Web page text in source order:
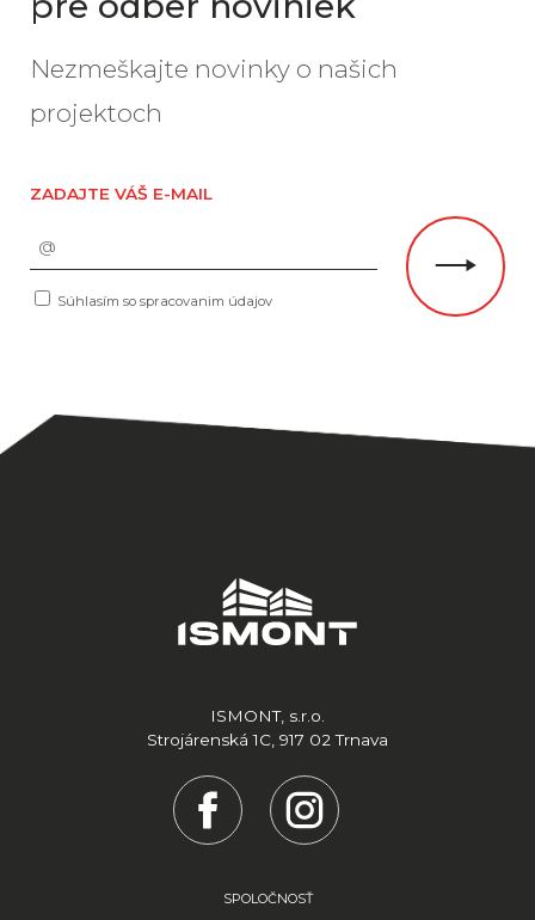
Nezmeškajte novinky o našich
projektoch
ZADAJTE VÁŠ E-MAIL
Súhlasím so spracovanim údajov
ISMONT, s.r.o.
Strojárenská 1C, 917 02 Trnava
SPOLOČNOSŤ